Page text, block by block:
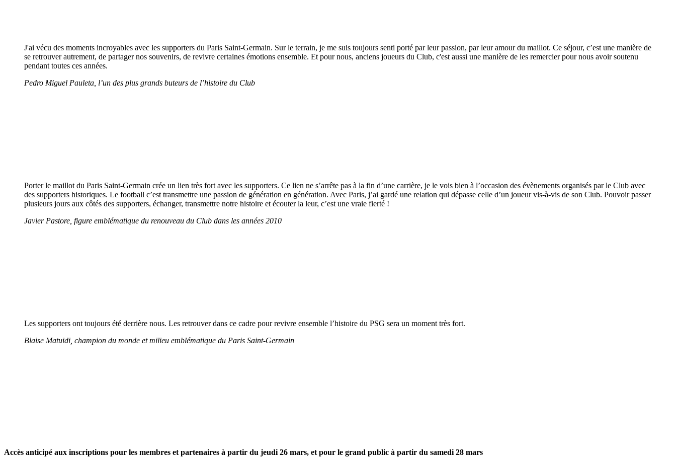
J'ai vécu des moments incroyables avec les supporters du Paris Saint-Germain. Sur le terrain, je me suis toujours senti porté par leur passion, par leur amour du maillot. Ce séjour, c’est une manière de
se retrouver autrement, de partager nos souvenirs, de revivre certaines émotions ensemble. Et pour nous, anciens joueurs du Club, c'est aussi une manière de les remercier pour nous avoir soutenu
pendant toutes ces années.
Pedro Miguel Pauleta, l’un des plus grands buteurs de l’histoire du Club
Porter le maillot du Paris Saint-Germain crée un lien très fort avec les supporters. Ce lien ne s’arrête pas à la fin d’une carrière, je le vois bien à l’occasion des évènements organisés par le Club avec
des supporters historiques. Le football c’est transmettre une passion de génération en génération. Avec Paris, j’ai gardé une relation qui dépasse celle d’un joueur vis-à-vis de son Club. Pouvoir passer
plusieurs jours aux côtés des supporters, échanger, transmettre notre histoire et écouter la leur, c’est une vraie fierté !
Javier Pastore, figure emblématique du renouveau du Club dans les années 2010
Les supporters ont toujours été derrière nous. Les retrouver dans ce cadre pour revivre ensemble l’histoire du PSG sera un moment très fort.
Blaise Matuidi, champion du monde et milieu emblématique du Paris Saint-Germain
Accès anticipé aux inscriptions pour les membres et partenaires à partir du jeudi 26 mars, et pour le grand public à partir du samedi 28 mars